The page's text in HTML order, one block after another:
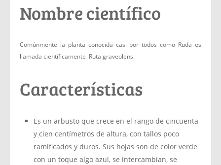
Nombre científico
Comúnmente la planta conocida casi por todos como Ruda es
llamada científicamente Ruta graveolens.
Características
Es un arbusto que crece en el rango de cincuenta
y cien centímetros de altura, con tallos poco
ramificados y duros. Sus hojas son de color verde
con un toque algo azul, se intercambian, se